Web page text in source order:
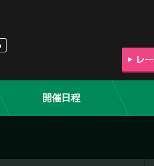
開催日程